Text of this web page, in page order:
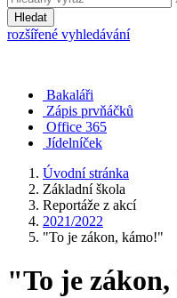
Hledat
rozšířené vyhledávání
Bakaláři
Zápis prvňáčků
Office 365
Jídelníček
Úvodní stránka
Základní škola
Reportáže z akcí
2021/2022
"To je zákon, kámo!"
"To je